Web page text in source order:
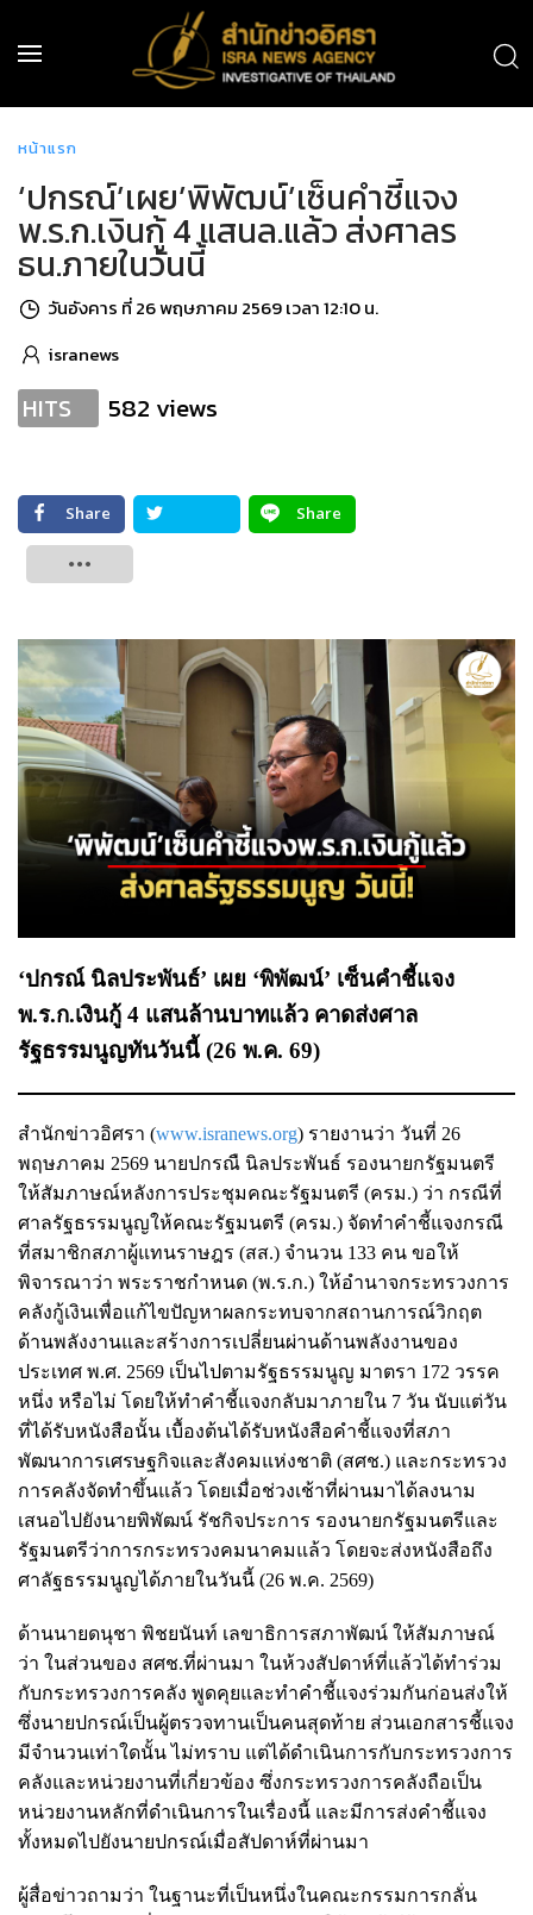
หน้าแรก
‘ปกรณ์’เผย’พิพัฒน์’เซ็นคำชี้แจง
พ.ร.ก.เงินกู้ 4 แสนล.แล้ว ส่งศาลร
ธน.ภายในวันนี้
วันอังคาร ที่ 26 พฤษภาคม 2569 เวลา 12:10 น.
isranews
HITS 582 views
Share
Share
‘ปกรณ์ นิลประพันธ์’ เผย ‘พิพัฒน์’ เซ็นคำชี้แจง
พ.ร.ก.เงินกู้ 4 แสนล้านบาทแล้ว คาดส่งศาล
รัฐธรรมนูญทันวันนี้ (26 พ.ค. 69)
สำนักข่าวอิศรา (www.isranews.org) รายงานว่า วันที่ 26
พฤษภาคม 2569 นายปกรณื นิลประพันธ์ รองนายกรัฐมนตรี
ให้สัมภาษณ์หลังการประชุมคณะรัฐมนตรี (ครม.) ว่า กรณีที่
ศาลรัฐธรรมนูญให้คณะรัฐมนตรี (ครม.) จัดทำคำชี้แจงกรณี
ที่สมาชิกสภาผู้แทนราษฎร (สส.) จำนวน 133 คน ขอให้
พิจารณาว่า พระราชกำหนด (พ.ร.ก.) ให้อำนาจกระทรวงการ
คลังกู้เงินเพื่อแก้ไขปัญหาผลกระทบจากสถานการณ์วิกฤต
ด้านพลังงานและสร้างการเปลี่ยนผ่านด้านพลังงานของ
ประเทศ พ.ศ. 2569 เป็นไปตามรัฐธรรมนูญ มาตรา 172 วรรค
หนึ่ง หรือไม่ โดยให้ทำคำชี้แจงกลับมาภายใน 7 วัน นับแต่วัน
ที่ได้รับหนังสือนั้น เบื้องต้นได้รับหนังสือคำชี้แจงที่สภา
พัฒนาการเศรษฐกิจและสังคมแห่งชาติ (สศช.​) และกระทรวง
การคลังจัดทำขึ้นแล้ว โดยเมื่อช่วงเช้าที่ผ่านมาได้ลงนาม
เสนอไปยังนายพิพัฒน์ รัชกิจประการ รองนายกรัฐมนตรีและ
รัฐมนตรีว่าการกระทรวงคมนาคมแล้ว โดยจะส่งหนังสือถึง
ศาลัฐธรรมนูญได้ภายในวันนี้ (26 พ.ค. 2569)
ด้านนายดนุชา พิชยนันท์ เลขาธิการสภาพัฒน์ ให้สัมภาษณ์
ว่า ในส่วนของ สศช.ที่ผ่านมา ในห้วงสัปดาห์ที่แล้วได้ทำร่วม
กับกระทรวงการคลัง พูดคุยและทำคำชี้แจงร่วมกัน​ก่อนส่งให้
ซึ่งนายปกรณ์เป็นผู้ตรวจทานเป็นคนสุดท้าย ส่วนเอกสารชี้แจง
มีจำนวนเท่าใดนั้น ไม่ทราบ​ แต่ได้ดำเนินการกับกระทรวงการ
คลังและหน่วยงานที่เกี่ยวข้อง ซึ่งกระทรวงการคลังถือเป็น
หน่วยงานหลักที่ดำเนินการในเรื่องนี้​ และมีการส่งคำชี้แจง
ทั้งหมดไปยังนายปกรณ์เมื่อสัปดาห์ที่ผ่านมา
ผู้สื่อข่าวถามว่า ในฐานะที่เป็นหนึ่งในคณะกรรมการกลั่น